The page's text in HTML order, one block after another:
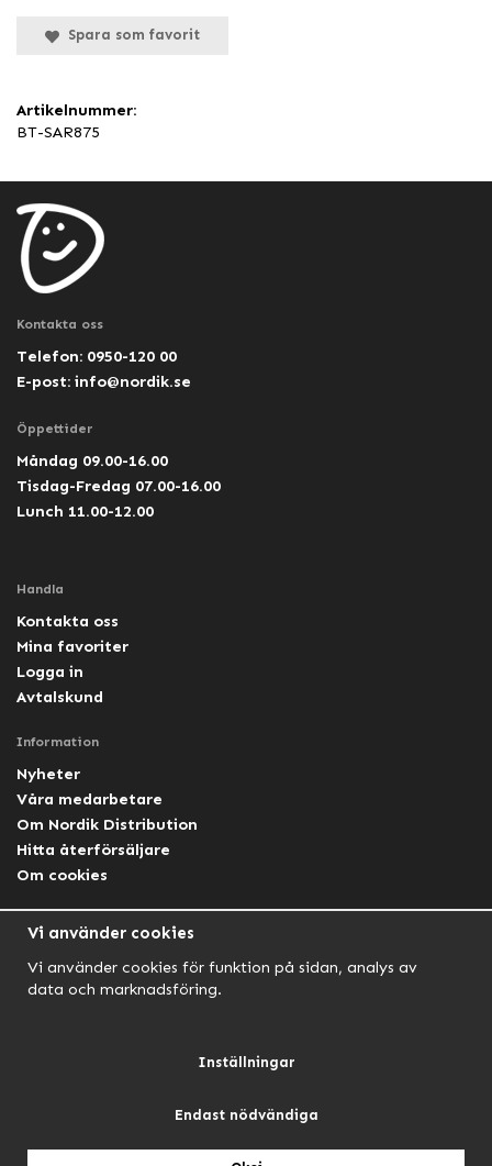
Spara som favorit
Artikelnummer:
BT-SAR875
Kontakta oss
Telefon: 0950-120 00
E-post: info@nordik.se
Öppettider
Måndag 09.00-16.00
Tisdag-Fredag 07.00-16.00
Lunch 11.00-12.00
Handla
Kontakta oss
Mina favoriter
Logga in
Avtalskund
Information
Nyheter
Våra medarbetare
Om Nordik Distribution
Hitta återförsäljare
Om cookies
Facebook Lightforce Sweden
NORDIK AUTOMOTIVENORDIK HUNTNORDIK OUTDOOR
Vi använder cookies
Vi använder cookies för funktion på sidan, analys av
data och marknadsföring.
Inställningar
Endast nödvändiga